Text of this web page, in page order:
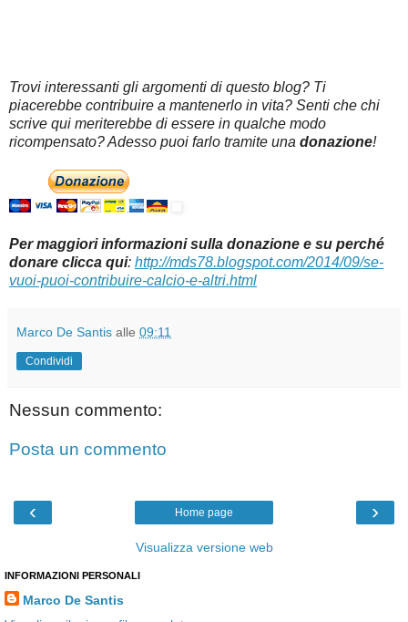
Trovi interessanti gli argomenti di questo blog? Ti
piacerebbe contribuire a mantenerlo in vita? Senti che chi
scrive qui meriterebbe di essere in qualche modo
ricompensato? Adesso puoi farlo tramite una donazione!
Per maggiori informazioni sulla donazione e su perché
donare clicca qui: http://mds78.blogspot.com/2014/09/se-
vuoi-puoi-contribuire-calcio-e-altri.html
Marco De Santis alle 09:11
Condividi
Nessun commento:
Posta un commento
‹ ›
Home page
Visualizza versione web
INFORMAZIONI PERSONALI
Marco De Santis